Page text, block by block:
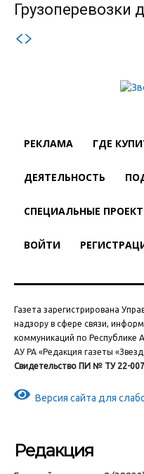
Грузоперевозки
РЕКЛАМА ГДЕ
ДЕЯТЕЛЬНОСТЬ
СПЕЦИАЛЬНЫЕ
ВОЙТИ
Газета зарегистрирована
надзору в сфере связи,
коммуникаций по Республике
АУ РА «Редакция газеты
Свидетельство ПИ № ТУ 22-
Версия сайта для
Редакция